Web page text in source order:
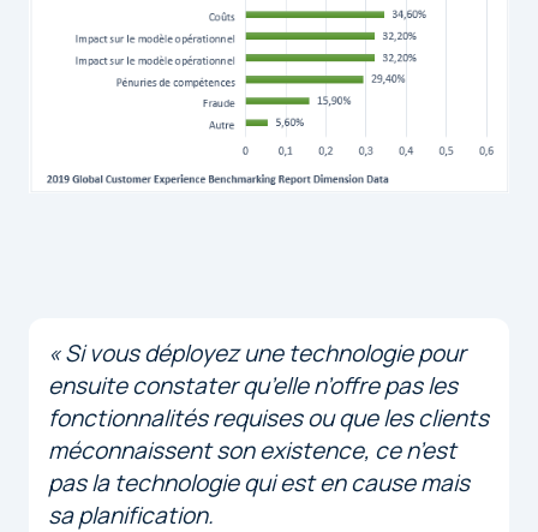
«Si vous déployez une technologie pour
ensuite constater qu’elle n’offre pas les
fonctionnalités requises ou que les clients
méconnaissent son existence, ce n’est
pas la technologie qui est en cause mais
sa planification.